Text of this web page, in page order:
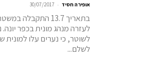
אופירה חסיד -
30/07/2017
בתאריך 13.7
לעזרה מנהג מונית בכפר יונה.
לשוטר, כי נערים עלו למונית
לשלם...